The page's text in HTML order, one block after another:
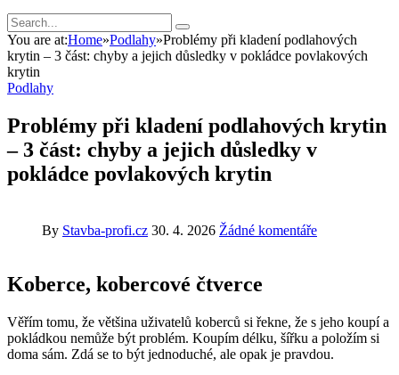
You are at:Home»Podlahy»Problémy při kladení podlahových
krytin – 3 část: chyby a jejich důsledky v pokládce povlakových
krytin
Podlahy
Problémy při kladení podlahových krytin
– 3 část: chyby a jejich důsledky v
pokládce povlakových krytin
By Stavba-profi.cz 30. 4. 2026 Žádné komentáře
Koberce, kobercové čtverce
Věřím tomu, že většina uživatelů koberců si řekne, že s jeho koupí a
pokládkou nemůže být problém. Koupím délku, šířku a položím si
doma sám. Zdá se to být jednoduché, ale opak je pravdou.